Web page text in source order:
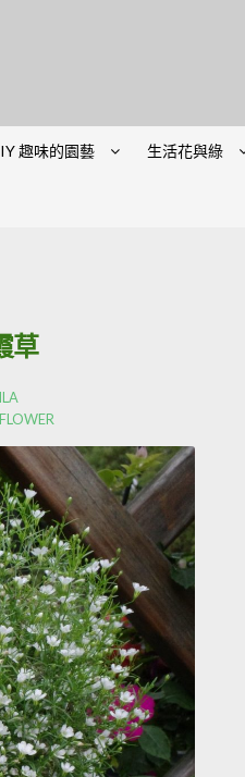
趣味的園藝 生活花與綠
草